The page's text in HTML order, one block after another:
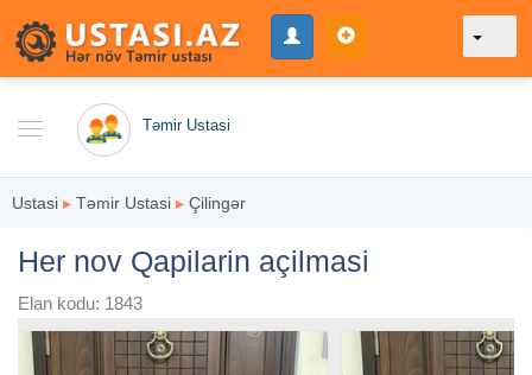
Təmir Ustasi
Ustasi ▸ Təmir Ustasi ▸ Çilingər
Her nov Qapilarin açilmasi
Elan kodu: 1843